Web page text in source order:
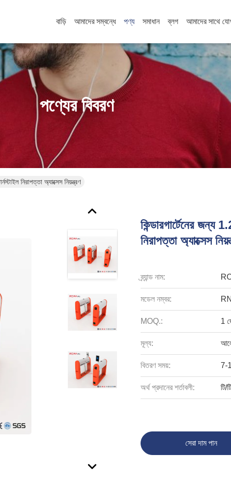
বাড়ি আমাদের সম্বন্ধে পণ্য সমাধান ব্লগ আমাদের সাথে
পণ্যের বিবরণ
নিরাপত্তা অ্যাক্সেস নিয়ন্ত্রণ
কিন্ডারগার্টেনের জন্য
নিরাপত্তা অ্যাক্সেস
ব্র্যান্ড নাম:
মডেল নম্বর:
MOQ.: 1
মূল্য:
বিতরণ সময়: 7-
অর্থ প্রদানের শর্তাবলী: টি/টি
সেরা দাম পান